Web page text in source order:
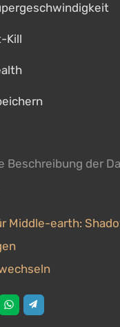
Kill
Beschreibung der
Middle-earth: